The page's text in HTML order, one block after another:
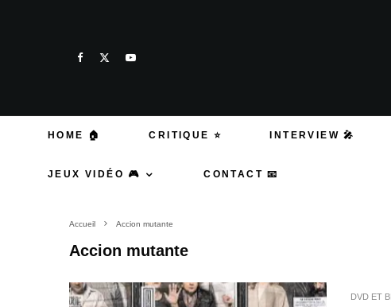
HOME 🏠 CRITIQUE ⭐ INTERVIEW 🎤
JEUX VIDÉO 🎮 CONTACT 📧
Accueil Accion mutante
Accion mutante
DVD ET